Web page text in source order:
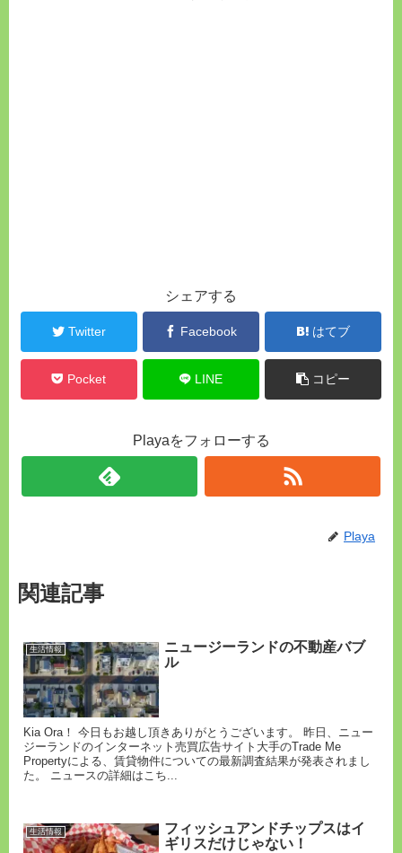
シェアする
Twitter Facebook はてブ
Pocket LINE コピー
Playaをフォローする
Playa
関連記事
生活情報
ニュージーランドの不動産バブ
ル
Kia Ora！ 今日もお越し頂きありがとうございます。 昨日、ニュー
ジーランドのインターネット売買広告サイト大手のTrade Me
Propertyによる、賃貸物件についての最新調査結果が発表されまし
た。 ニュースの詳細はこち...
生活情報
フィッシュアンドチップスはイ
ギリスだけじゃない！